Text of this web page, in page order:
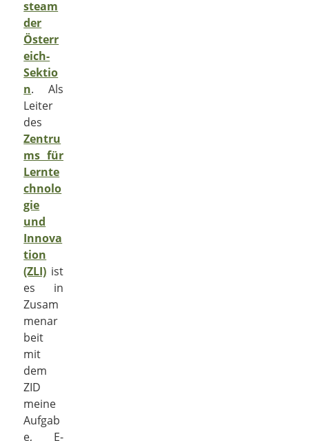
steam
der
Österr
eich-
Sektio
n. Als
Leiter
des
Zentru
ms für
Lernte
chnolo
gie
und
Innova
tion
(ZLI) ist
es in
Zusam
menar
beit
mit
dem
ZID
meine
Aufgab
e, E-